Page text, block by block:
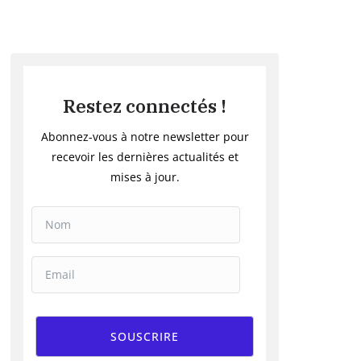
Restez connectés !
Abonnez-vous à notre newsletter pour
recevoir les dernières actualités et
mises à jour.
SOUSCRIRE